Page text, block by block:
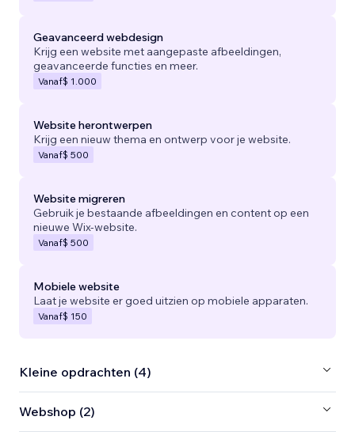
Geavanceerd webdesign
Krijg een website met aangepaste afbeeldingen,
geavanceerde functies en meer.
Vanaf$ 1.000
Website herontwerpen
Krijg een nieuw thema en ontwerp voor je website.
Vanaf$ 500
Website migreren
Gebruik je bestaande afbeeldingen en content op een
nieuwe Wix-website.
Vanaf$ 500
Mobiele website
Laat je website er goed uitzien op mobiele apparaten.
Vanaf$ 150
Kleine opdrachten (4)
Webshop (2)